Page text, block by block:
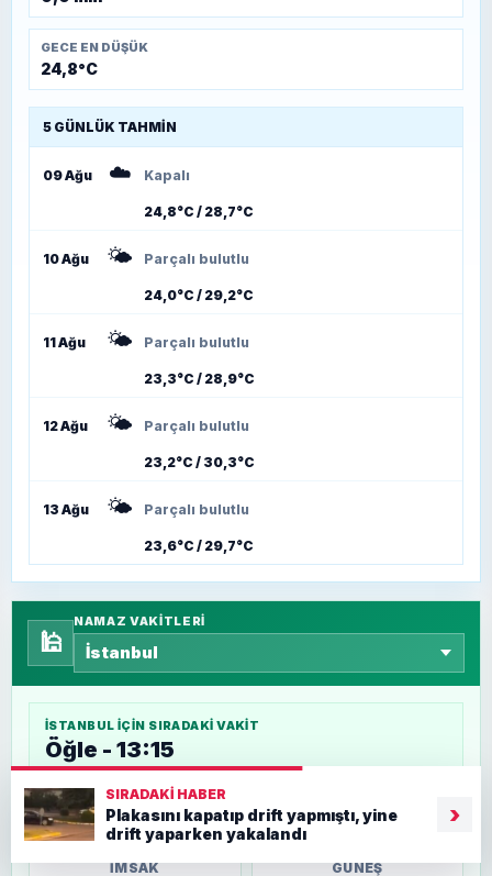
GECE EN DÜŞÜK
24,8°C
5 GÜNLÜK TAHMIN
09 Ağu ☁️ Kapalı
24,8°C / 28,7°C
10 Ağu 🌤️ Parçalı bulutlu
24,0°C / 29,2°C
11 Ağu 🌤️ Parçalı bulutlu
23,3°C / 28,9°C
12 Ağu 🌤️ Parçalı bulutlu
23,2°C / 30,3°C
13 Ağu 🌤️ Parçalı bulutlu
23,6°C / 29,7°C
🕌
NAMAZ VAKITLERI
İSTANBUL IÇIN SIRADAKI VAKIT
Öğle - 13:15
İMSAK GÜNEŞ
SIRADAKI HABER
Plakasını kapatıp drift yapmıştı, yine
drift yaparken yakalandı
›